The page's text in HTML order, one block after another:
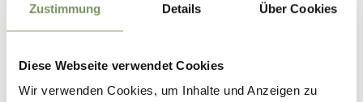
Zustimmung Details Über Cookies
Diese Webseite verwendet Cookies
Wir verwenden Cookies, um Inhalte und Anzeigen zu